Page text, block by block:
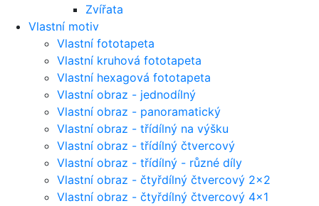
Zvířata
Vlastní motiv
Vlastní fototapeta
Vlastní kruhová fototapeta
Vlastní hexagová fototapeta
Vlastní obraz - jednodílný
Vlastní obraz - panoramatický
Vlastní obraz - třídílný na výšku
Vlastní obraz - třídílný čtvercový
Vlastní obraz - třídílný - různé díly
Vlastní obraz - čtyřdílný čtvercový 2x2
Vlastní obraz - čtyřdílný čtvercový 4x1